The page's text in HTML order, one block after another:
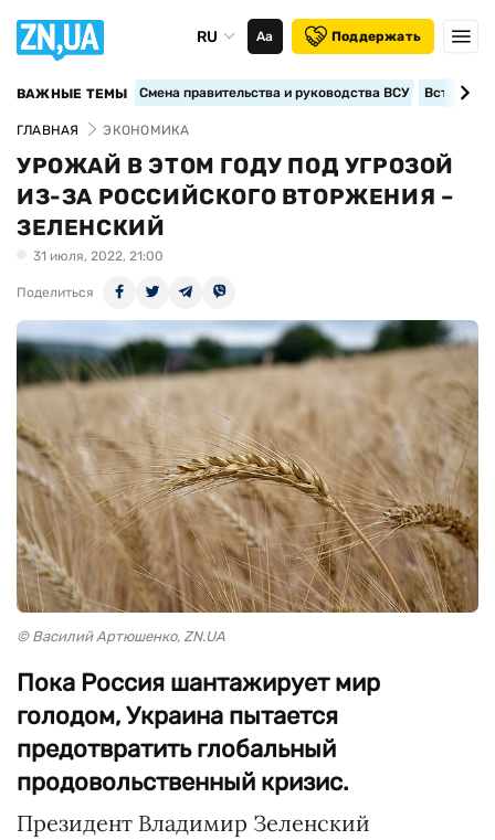
RU Аа Поддержать
ВАЖНЫЕ ТЕМЫ Смена правительства и руководства ВСУ
ГЛАВНАЯ ЭКОНОМИКА
УРОЖАЙ В ЭТОМ ГОДУ ПОД УГРОЗОЙ
ИЗ-ЗА РОССИЙСКОГО ВТОРЖЕНИЯ –
ЗЕЛЕНСКИЙ
31 июля, 2022, 21:00
Поделиться
© Василий Артюшенко, ZN.UA
Пока Россия шантажирует мир
голодом, Украина пытается
предотвратить глобальный
продовольственный кризис.
Президент Владимир Зеленский